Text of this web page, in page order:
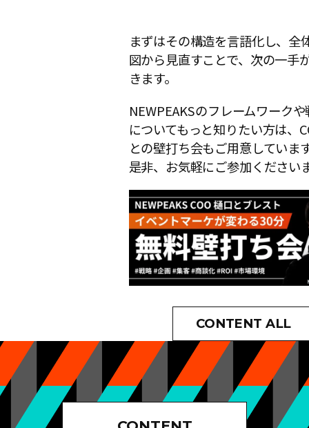
まずはその構造を言語化し、全
図から見直すことで、次の一手
きます。
NEWPEAKSのフレームワーク
についてもっと知りたい方は、
との壁打ち会もご用意していま
是非、お気軽にご参加ください
CONTENT ALL